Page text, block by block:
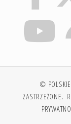
© POLSKIE
ZASTRZEŻONE.